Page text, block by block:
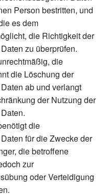
Person bestritten, und
es dem
die Richtigkeit der
zu überprüfen.
die
die Löschung der
ab und verlangt
der Nutzung der
die
für die Zwecke der
die betroffene
zur
oder Verteidigung